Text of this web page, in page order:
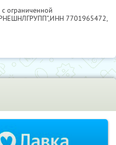
с ограниченной
ИНН 7701965472,